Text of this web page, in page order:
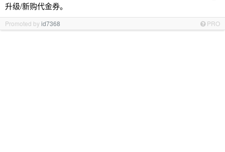
升级/新购代金券。
Promoted byid7368 PRO